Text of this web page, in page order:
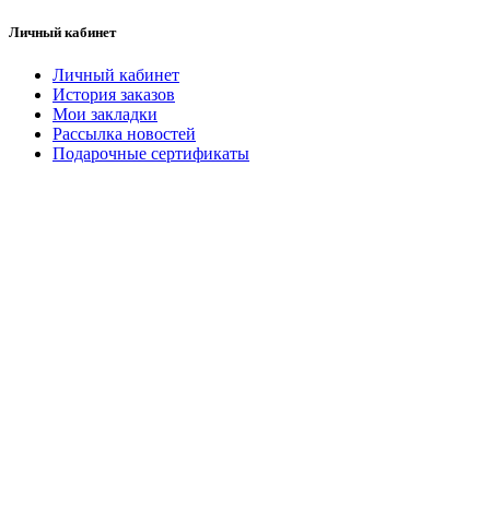
Личный кабинет
Личный кабинет
История заказов
Мои закладки
Рассылка новостей
Подарочные сертификаты